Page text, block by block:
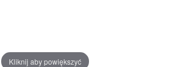
Kliknij aby powiększyć